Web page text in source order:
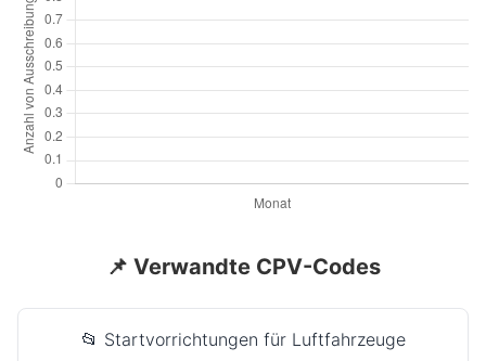
📌 Verwandte CPV-Codes
📂 Startvorrichtungen für Luftfahrzeuge